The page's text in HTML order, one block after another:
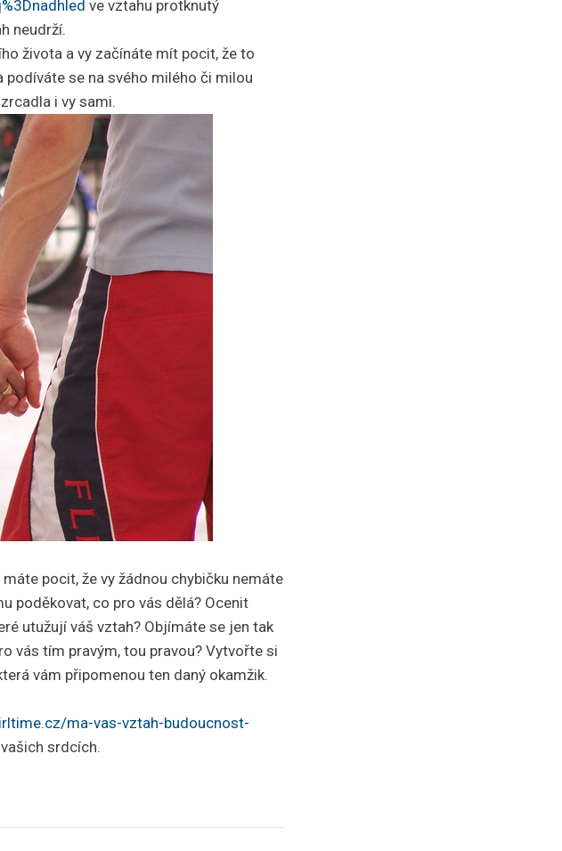
ve vztahu protknutý
neudrží.
života a vy začínáte mít pocit, že to
podíváte se na svého milého či milou
i vy sami.
pocit, že vy žádnou chybičku nemáte
poděkovat, co pro vás dělá? Ocenit
utužují váš vztah? Objímáte se jen tak
vás tím pravým, tou pravou? Vytvořte si
vám připomenou ten daný okamžik.
ma-vas-vztah-budoucnost-
srdcích.